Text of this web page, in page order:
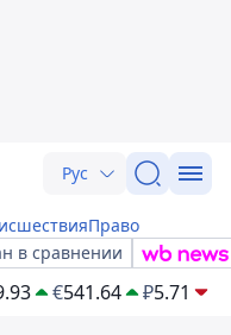
Рус
Право
в сравнении
€541.64 ₽5.71